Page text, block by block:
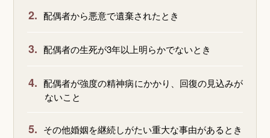
2. 配偶者から悪意で遺棄されたとき
3. 配偶者の生死が3年以上明らかでないとき
4. 配偶者が強度の精神病にかかり、回復の見込みが
ないこと
5. その他婚姻を継続しがたい重大な事由があるとき